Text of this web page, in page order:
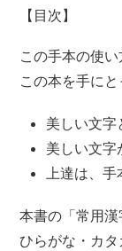
【目次】
この手本の使い
この本を手に
美しい文字
美しい文字
上達は、
本書の「常用
ひらがな・カ